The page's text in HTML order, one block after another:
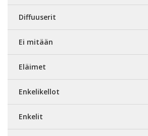
Diffuuserit
Ei mitään
Eläimet
Enkelikellot
Enkelit